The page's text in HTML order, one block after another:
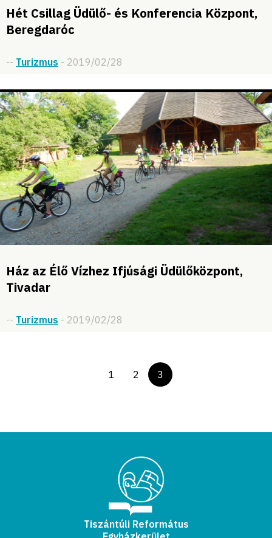
Hét Csillag Üdülő- és Konferencia Központ,
Beregdaróc
-- Turizmus - 2019/02/28
Ház az Élő Vízhez Ifjúsági Üdülőközpont,
Tivadar
-- Turizmus - 2019/02/28
1 2 3
Tiszántúli Református